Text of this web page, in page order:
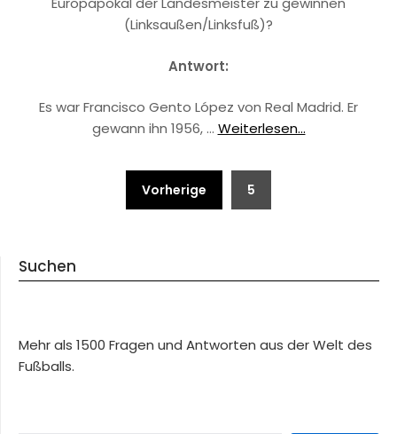
(Linksaußen/Linksfuß)?
Antwort:
Es war Francisco Gento López von Real Madrid. Er
gewann ihn 1956, … Weiterlesen...
Beitragsnavigation
Vorherige 5
Suchen
Mehr als 1500 Fragen und Antworten aus der Welt des
Fußballs.